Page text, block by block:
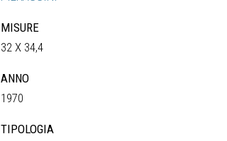
MISURE
32 X 34,4
ANNO
1970
TIPOLOGIA